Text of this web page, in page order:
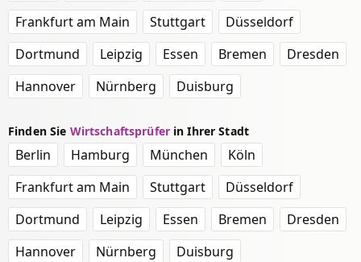
Frankfurt am Main
Stuttgart
Düsseldorf
Dortmund
Leipzig Essen Bremen
Dresden
Hannover
Nürnberg Duisburg
Finden Sie Wirtschaftsprüferin Ihrer Stadt
Berlin Hamburg München
Köln
Frankfurt am Main
Stuttgart
Düsseldorf
Dortmund
Leipzig Essen Bremen
Dresden
Hannover
Nürnberg Duisburg